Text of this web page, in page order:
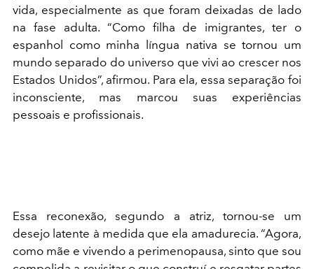
vida, especialmente as que foram deixadas de lado
na fase adulta. “Como filha de imigrantes, ter o
espanhol como minha língua nativa se tornou um
mundo separado do universo que vivi ao crescer nos
Estados Unidos”, afirmou. Para ela, essa separação foi
inconsciente, mas marcou suas experiências
pessoais e profissionais.
Essa reconexão, segundo a atriz, tornou-se um
desejo latente à medida que ela amadurecia. “Agora,
como mãe e vivendo a perimenopausa, sinto que sou